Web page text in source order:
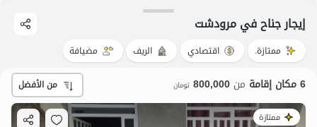
إيجار جناح في مرودشت
ممتازة. اقتصادي الريف مضيافة
6 مكان إقامة من 800,000 تومان من الأفضل
ممتازة